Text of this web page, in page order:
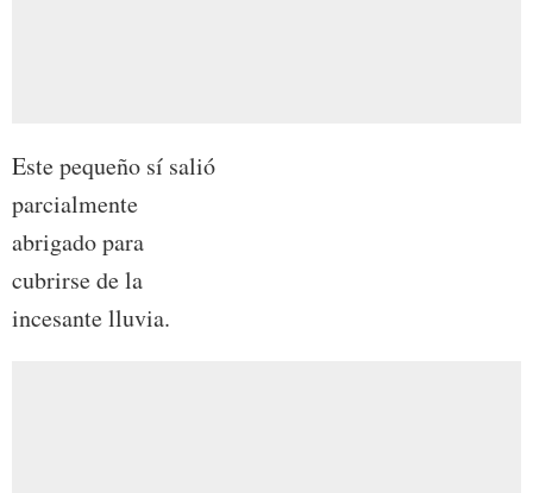
Este pequeño sí salió
parcialmente
abrigado para
cubrirse de la
incesante lluvia.